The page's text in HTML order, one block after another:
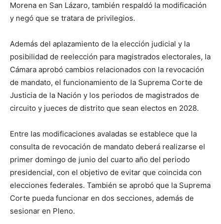
Morena en San Lázaro, también respaldó la modificación
y negó que se tratara de privilegios.
Además del aplazamiento de la elección judicial y la
posibilidad de reelección para magistrados electorales, la
Cámara aprobó cambios relacionados con la revocación
de mandato, el funcionamiento de la Suprema Corte de
Justicia de la Nación y los periodos de magistrados de
circuito y jueces de distrito que sean electos en 2028.
Entre las modificaciones avaladas se establece que la
consulta de revocación de mandato deberá realizarse el
primer domingo de junio del cuarto año del periodo
presidencial, con el objetivo de evitar que coincida con
elecciones federales. También se aprobó que la Suprema
Corte pueda funcionar en dos secciones, además de
sesionar en Pleno.